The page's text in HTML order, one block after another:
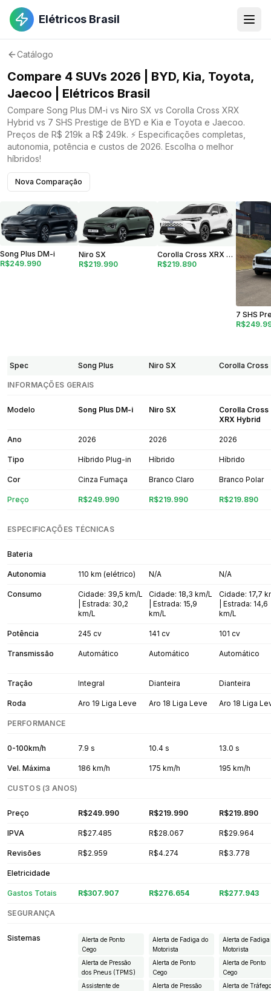
Elétricos Brasil
Catálogo
Compare 4 SUVs 2026 | BYD, Kia, Toyota,
Jaecoo | Elétricos Brasil
Compare Song Plus DM-i vs Niro SX vs Corolla Cross XRX
Hybrid vs 7 SHS Prestige de BYD e Kia e Toyota e Jaecoo.
Preços de R$ 219k a R$ 249k. ⚡ Especificações completas,
autonomia, potência e custos de 2026. Escolha o melhor
híbridos!
Nova Comparação
Song Plus DM-i
R$249.990
Niro SX
R$219.990
Corolla Cross XRX Hybrid
R$219.890
7 SHS
Spec Song Plus Niro SX Corolla Cross
INFORMAÇÕES GERAIS
Modelo Song Plus DM-i Niro SX
Corolla Cross
XRX Hybrid
Ano 2026 2026 2026
Tipo Híbrido Plug-in Híbrido Híbrido
Cor Cinza Fumaça Branco Claro Branco Polar
Preço R$249.990 R$219.990 R$219.890
ESPECIFICAÇÕES TÉCNICAS
Bateria
Autonomia 110 km (elétrico) N/A N/A
Consumo
Cidade: 39,5 km/L
| Estrada: 30,2
km/L
Cidade: 18,3 km/L
| Estrada: 15,9
km/L
Cidade: 17,7
| Estrada: 14,6
km/L
Potência 245 cv 141 cv 101 cv
Transmissão Automático Automático Automático
Tração Integral Dianteira Dianteira
Roda Aro 19 Liga Leve Aro 18 Liga Leve Aro 18 Liga
PERFORMANCE
0-100km/h 7.9 s 10.4 s 13.0 s
Vel. Máxima 186 km/h 175 km/h 195 km/h
CUSTOS (3 ANOS)
Preço R$249.990 R$219.990 R$219.890
IPVA R$27.485 R$28.067 R$29.964
Revisões R$2.959 R$4.274 R$3.778
Eletricidade
Gastos Totais R$307.907 R$276.654 R$277.943
SEGURANÇA
Sistemas
Alerta de Ponto
Cego
Alerta de Pressão
dos Pneus (TPMS)
Assistente de
Alerta de Fadiga do
Motorista
Alerta de Ponto
Cego
Alerta de Pressão
Alerta de Fadiga
Motorista
Alerta de Ponto
Cego
Alerta de